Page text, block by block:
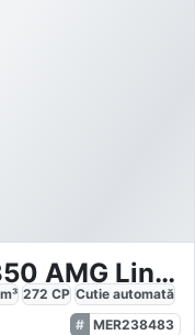
Mercedes-Benz GLE 350 AMG Line Night
272 CP Cutie automată
MER238483